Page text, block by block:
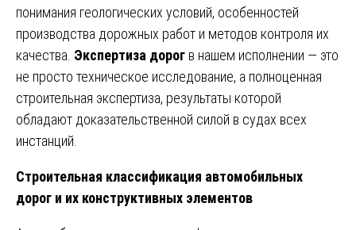
понимания геологических условий, особенностей
производства дорожных работ и методов контроля их
качества. Экспертиза дорог в нашем исполнении — это
не просто техническое исследование, а полноценная
строительная экспертиза, результаты которой
обладают доказательственной силой в судах всех
инстанций.
Строительная классификация автомобильных
дорог и их конструктивных элементов